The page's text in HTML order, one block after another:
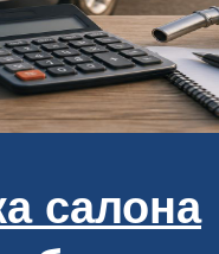
салона